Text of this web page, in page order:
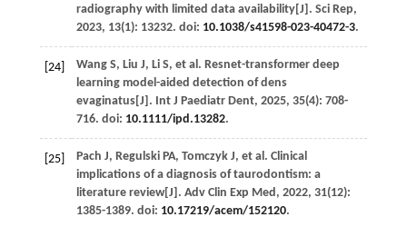
radiography with limited data availability[J]. Sci Rep,
2023, 13(1): 13232. doi: 10.1038/s41598-023-40472-3.
[24] Wang S, Liu J, Li S, et al. Resnet-transformer deep
learning model-aided detection of dens
evaginatus[J]. Int J Paediatr Dent, 2025, 35(4): 708-
716. doi: 10.1111/ipd.13282.
[25] Pach J, Regulski PA, Tomczyk J, et al. Clinical
implications of a diagnosis of taurodontism: a
literature review[J]. Adv Clin Exp Med, 2022, 31(12):
1385-1389. doi: 10.17219/acem/152120.